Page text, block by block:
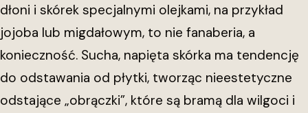
dłoni i skórek specjalnymi olejkami, na przykład
jojoba lub migdałowym, to nie fanaberia, a
konieczność. Sucha, napięta skórka ma tendencję
do odstawania od płytki, tworząc nieestetyczne
odstające „obrączki”, które są bramą dla wilgoci i